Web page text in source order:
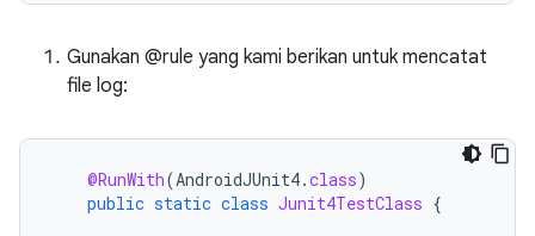
Gunakan @rule yang kami berikan untuk mencatat
file log:
@RunWith(AndroidJUnit4.class)
public static class Junit4TestClass {